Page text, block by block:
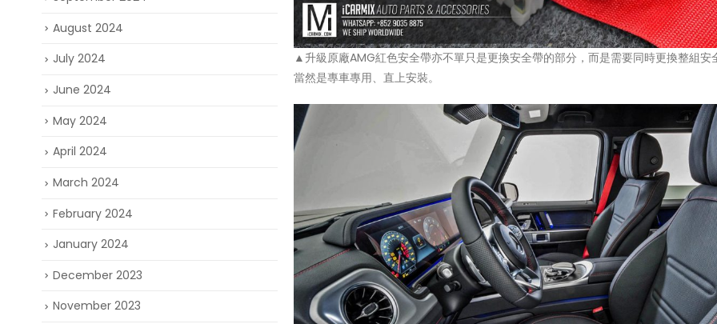
▲升級原廠AMG紅色安全帶亦不單只是更換安全帶的部分，而是需要同時更換整組安
當然是專車專用、直上安裝。
August 2024
July 2024
June 2024
May 2024
April 2024
March 2024
February 2024
January 2024
December 2023
November 2023